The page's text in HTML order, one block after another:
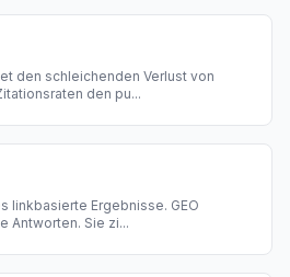
den schleichenden Verlust von
den pu...
linkbasierte Ergebnisse. GEO
Antworten. Sie zi...